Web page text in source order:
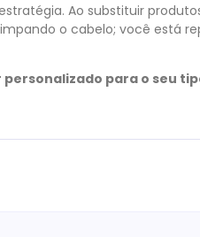
Ao substituir
o cabelo; você está
para o seu